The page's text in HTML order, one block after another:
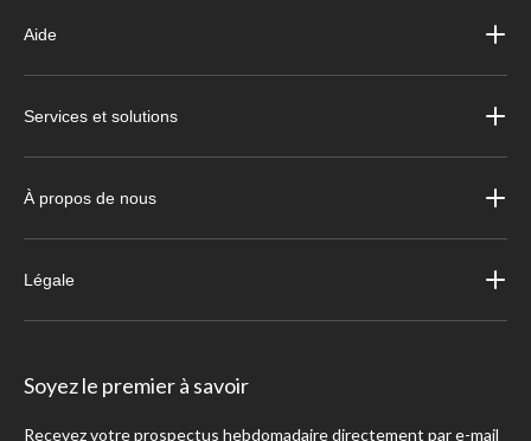
Aide
Services et solutions
À propos de nous
Légale
Soyez le premier à savoir
Recevez votre prospectus hebdomadaire directement par e-mail